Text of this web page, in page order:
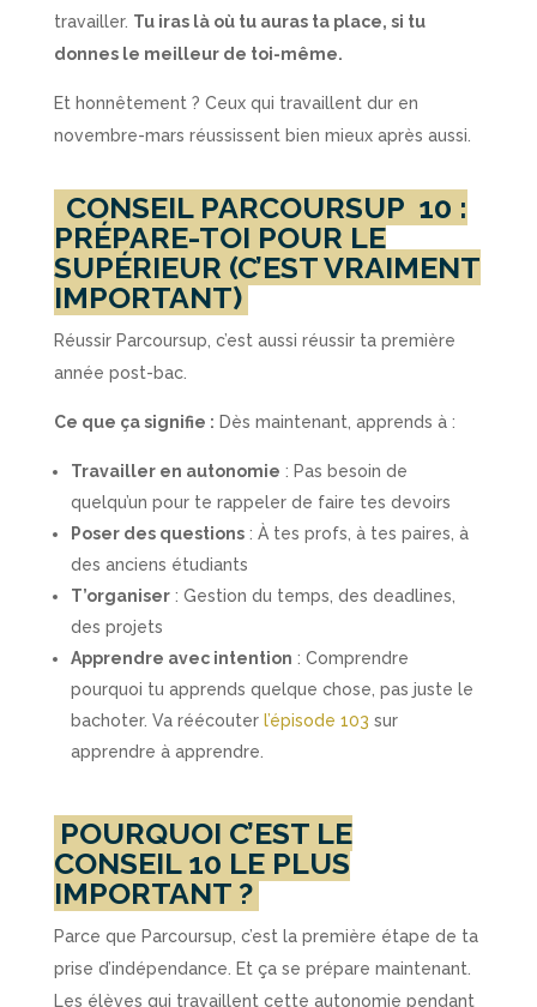
travailler. Tu iras là où tu auras ta place, si tu
donnes le meilleur de toi-même.
Et honnêtement ? Ceux qui travaillent dur en
novembre-mars réussissent bien mieux après aussi.
CONSEIL PARCOURSUP 10 :
PRÉPARE-TOI POUR LE
SUPÉRIEUR (C’EST VRAIMENT
IMPORTANT)
Réussir Parcoursup, c’est aussi réussir ta première
année post-bac.
Ce que ça signifie : Dès maintenant, apprends à :
Travailler en autonomie : Pas besoin de
quelqu’un pour te rappeler de faire tes devoirs
Poser des questions: À tes profs, à tes paires, à
des anciens étudiants
T’organiser: Gestion du temps, des deadlines,
des projets
Apprendre avec intention : Comprendre
pourquoi tu apprends quelque chose, pas juste le
bachoter. Va réécouter l’épisode 103 sur
apprendre à apprendre.
POURQUOI C’EST LE
CONSEIL 10 LE PLUS
IMPORTANT ?
Parce que Parcoursup, c’est la première étape de ta
prise d’indépendance. Et ça se prépare maintenant.
Les élèves qui travaillent cette autonomie pendant